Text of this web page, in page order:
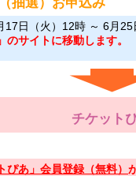
17日（火）12時 ～ 6月
サイトに移動します。
チケット
ぴあ」会員登録（無料）